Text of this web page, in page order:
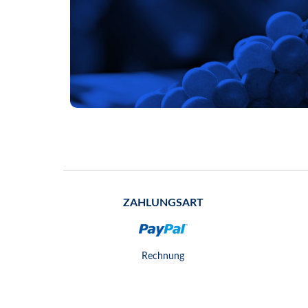
ZAHLUNGSART
Rechnung